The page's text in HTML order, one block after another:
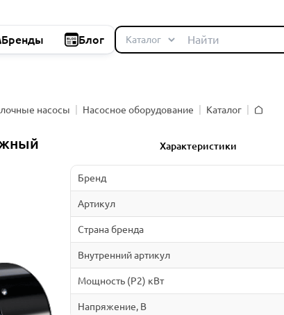
Бренды Блог
насосы Насосное оборудование
Каталог
Характеристики
Бренд
Артикул
Страна бренда
Внутренний артикул
Мощность (P2) кВт
Напряжение, В